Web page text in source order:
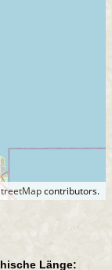
contributors.
Länge: